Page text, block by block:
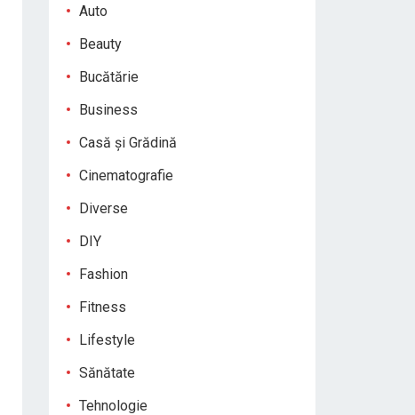
Auto
Beauty
Bucătărie
Business
Casă și Grădină
Cinematografie
Diverse
DIY
Fashion
Fitness
Lifestyle
Sănătate
Tehnologie